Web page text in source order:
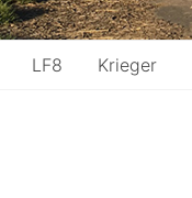
LF8 Krieger